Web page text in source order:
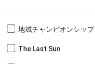
地域チャンピオンシップ
The Last Sun